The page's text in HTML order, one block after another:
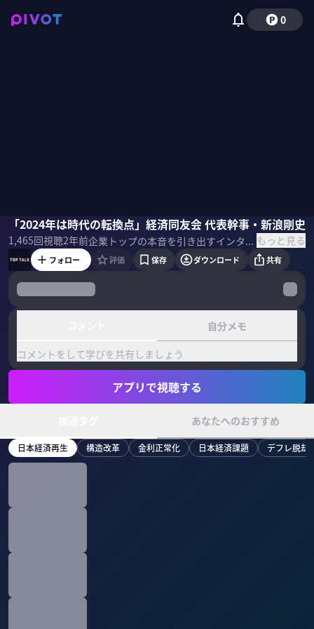
0
「2024年は時代の転換点」経済同友会 代表幹事・新浪剛史
1,465回視聴2年前 企業トップの本音を引き出すインタビュー番組「TOPTALK」 今回は経済同友会 代表幹事・サントリーHD社長の新浪剛史氏。2024年、日本にとって“時代の転換点”になると指摘する新浪氏。世界、そして日本経済界の展望を聞いた。 ＜目次＞ もっと見る
新浪剛史佐々木紀彦
フォロー 評価 保存 ダウンロード 共有
自分メモ
コメントをして学びを共有しましょう
アプリで視聴する
あなたへのおすすめ
日本経済再生 構造改革 金利正常化 日本経済課題 デフレ脱却